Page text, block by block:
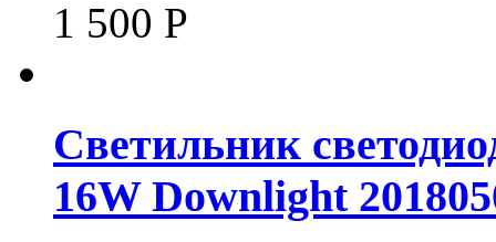
1 500 Р
Светильник
16W Downlight